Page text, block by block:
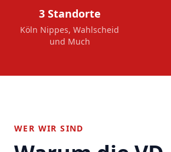
3 Standorte
Köln Nippes, Wahlscheid
und Much
WER WIR SIND